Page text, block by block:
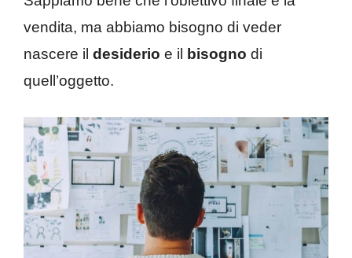
vendita, ma abbiamo bisogno di veder
nascere il desiderio e il bisogno di
quell’oggetto.